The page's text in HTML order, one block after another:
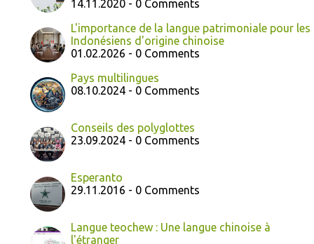
14.11.2020 - 0 Comments
L'importance de la langue patrimoniale pour les
Indonésiens d'origine chinoise
01.02.2026 - 0 Comments
Pays multilingues
08.10.2024 - 0 Comments
Conseils des polyglottes
23.09.2024 - 0 Comments
Esperanto
29.11.2016 - 0 Comments
Langue teochew : Une langue chinoise à
l'étranger